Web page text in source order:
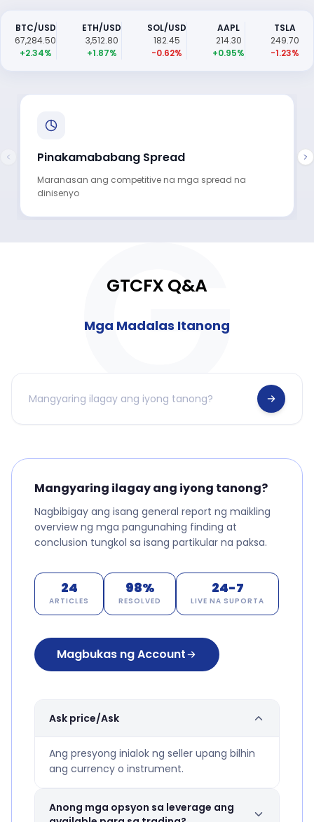
BTC/USD
67,284.50
+2.34%
ETH/USD
3,512.80
+1.87%
SOL/USD
182.45
-0.62%
AAPL
214.30
+0.95%
TSLA
249.70
-1.23%
Pinakamababang Spread
Maranasan ang competitive na mga spread na
dinisenyo
GTCFX Q&A
Mga Madalas Itanong
Mangyaring ilagay ang iyong tanong?
Nagbibigay ang isang general report ng maikling
overview ng mga pangunahing finding at
conclusion tungkol sa isang partikular na paksa.
24
ARTICLES
98%
RESOLVED
24-7
LIVE NA SUPORTA
Magbukas ng Account
Ask price/Ask
Ang presyong inialok ng seller upang bilhin
ang currency o instrument.
Anong mga opsyon sa leverage ang